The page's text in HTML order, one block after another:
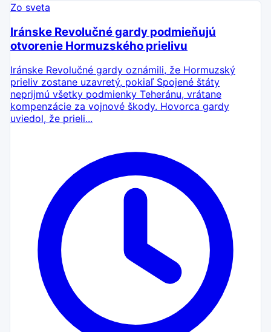
Zo sveta
Iránske Revolučné gardy podmieňujú
otvorenie Hormuzského prielivu
Iránske Revolučné gardy oznámili, že Hormuzský
prieliv zostane uzavretý, pokiaľ Spojené štáty
neprijmú všetky podmienky Teheránu, vrátane
kompenzácie za vojnové škody. Hovorca gardy
uviedol, že prieli...